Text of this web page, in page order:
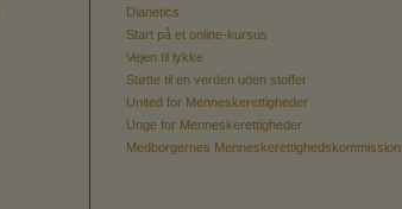
Dianetics
Start på et online-kursus
Vejen til lykke
Støtte til en verden uden stoffer
United for Menneskerettigheder
Unge for Menneskerettigheder
Medborgernes Menneskerettighedskommission